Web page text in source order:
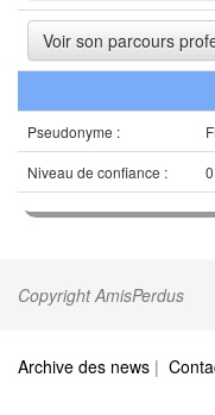
Voir son parcours
Pseudonyme :
Niveau de confiance :
0
Copyright AmisPerdus
Archive des news |